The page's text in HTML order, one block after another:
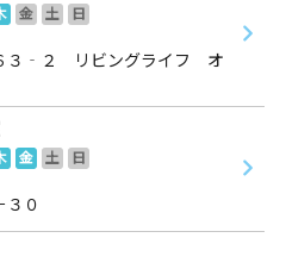
金 土
日
３‐２ リビングライフ オ
金 土
日
０